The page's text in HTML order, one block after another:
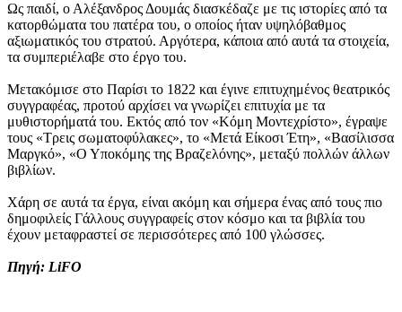
Ως παιδί, ο Αλέξανδρος Δουμάς διασκέδαζε με τις ιστορίες από τα
κατορθώματα του πατέρα του, ο οποίος ήταν υψηλόβαθμος
αξιωματικός του στρατού. Αργότερα, κάποια από αυτά τα στοιχεία,
τα συμπεριέλαβε στο έργο του.
Μετακόμισε στο Παρίσι το 1822 και έγινε επιτυχημένος θεατρικός
συγγραφέας, προτού αρχίσει να γνωρίζει επιτυχία με τα
μυθιστορήματά του. Εκτός από τον «Κόμη Μοντεχρίστο», έγραψε
τους «Τρεις σωματοφύλακες», το «Μετά Είκοσι Έτη», «Βασίλισσα
Μαργκό», «Ο Υποκόμης της Βραζελόνης», μεταξύ πολλών άλλων
βιβλίων.
Χάρη σε αυτά τα έργα, είναι ακόμη και σήμερα ένας από τους πιο
δημοφιλείς Γάλλους συγγραφείς στον κόσμο και τα βιβλία του
έχουν μεταφραστεί σε περισσότερες από 100 γλώσσες.
Πηγή: LiFO